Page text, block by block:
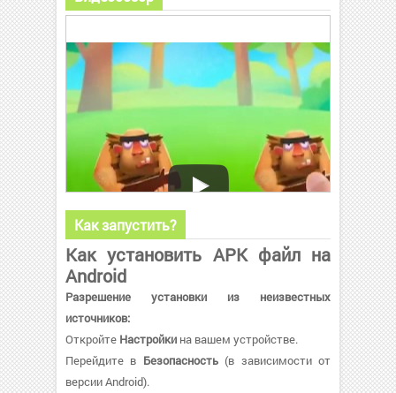
Как запустить?
Как установить APK файл на
Android
Разрешение установки из неизвестных
источников:
Откройте Настройки на вашем устройстве.
Перейдите в Безопасность(в зависимости от
версии Android).